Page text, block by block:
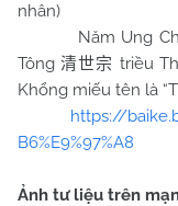
nhân)
Năm Ung
Tông清世宗 triều
Khổng miếu tên là
https://
B6%E9%97%A8
Ảnh tư liệu trên